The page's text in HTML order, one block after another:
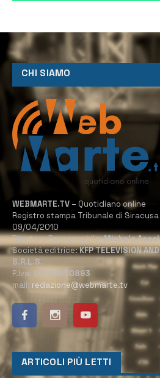
CHI SIAMO
WEBMARTE.TV – Quotidiano online
Registro stampa Tribunale di Siracusa
09/04/2010
Direttore Responsabile:Michele
Società editrice:KFP TELEVISION
S.R.L.S.
P.Iva: 02184950893
mail: redazione@webmarte.tv
ARTICOLI PIÙ LETTI